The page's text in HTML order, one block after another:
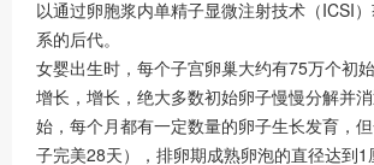
以通过卵胞浆内单精子显微注射技术（ICSI
系的后代。
女婴出生时，每个子宫卵巢大约有75万个初
增长，增长，绝大多数初始卵子慢慢分解并
始，每个月都有一定数量的卵子生长发育，
子完美28天），排卵期成熟卵泡的直径达到